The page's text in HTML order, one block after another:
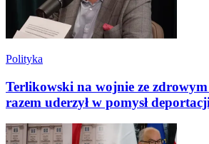
Polityka
Terlikowski na wojnie ze
razem uderzył w pomysł